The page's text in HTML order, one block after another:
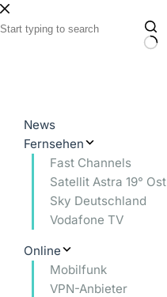
Zum
Inhalt
News
Fernsehen
Fast Channels
Satellit Astra 19° Ost
Sky Deutschland
Vodafone TV
Online
Mobilfunk
VPN-Anbieter